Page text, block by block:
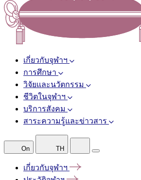
เกี่ยวกับจุฬาฯ
การศึกษา
วิจัยและนวัตกรรม
ชีวิตในจุฬาฯ
บริการสังคม
สาระความรู้และข่าวสาร
On TH
เกี่ยวกับจุฬาฯ